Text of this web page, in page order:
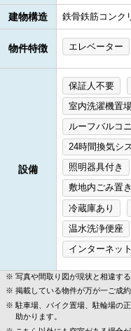
建物構造 鉄骨鉄筋コンク
物件特徴 エレベーター
設備
保証人不要
室内洗濯機置
ルーフバルコ
24時間換気シ
照明器具付き
敷地内ごみ置
冷蔵庫あり
温水洗浄便座
インターネッ
写真や間取り図が現状と相違す
掲載している物件が万が一ご成
駐車場、バイク置場、駐輪場の
助かります。